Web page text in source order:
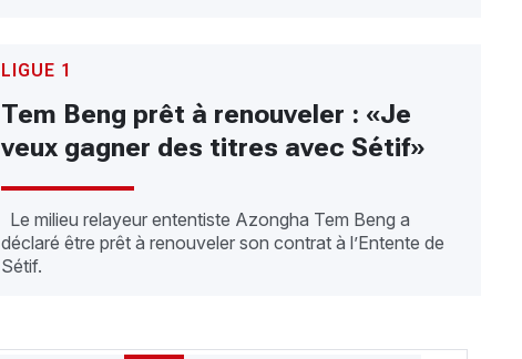
LIGUE 1
Tem Beng prêt à renouveler : «Je
veux gagner des titres avec Sétif»
Le milieu relayeur ententiste Azongha Tem Beng a
déclaré être prêt à renouveler son contrat à l’Entente de
Sétif.